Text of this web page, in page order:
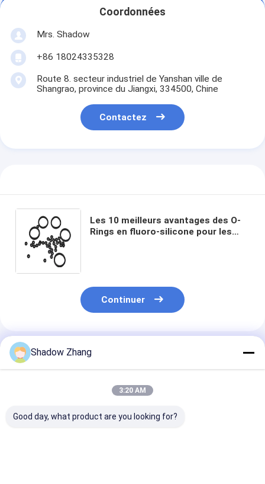
Coordonnées
Mrs. Shadow
+86 18024335328
Route 8. secteur industriel de Yanshan ville de
Shangrao, province du Jiangxi, 334500, Chine
Contactez
Les 10 meilleurs avantages des O-
Rings en fluoro-silicone pour les
Continuer
Produits Recommandés
Shadow Zhang
3:20 AM
Good day, what product are you looking for?